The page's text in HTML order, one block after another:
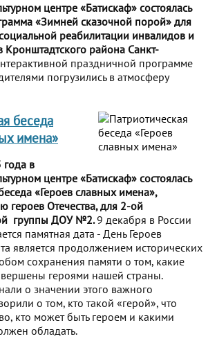
центре «Батискаф» состоялась
«Зимней сказочной порой» для
реабилитации инвалидов и
Кронштадтского района Санкт-
праздничной программе
погрузились в атмосферу
беседа
имена»
в
центре «Батискаф» состоялась
«Героев славных имена»,
героев Отечества, для 2-ой
группы ДОУ №2.9 декабря в России
памятная дата - День Героев
является продолжением исторических
сохранения памяти о том, какие
героями нашей страны.
о значении этого важного
о том, кто такой «герой», что
кто может быть героем и какими
обладать.